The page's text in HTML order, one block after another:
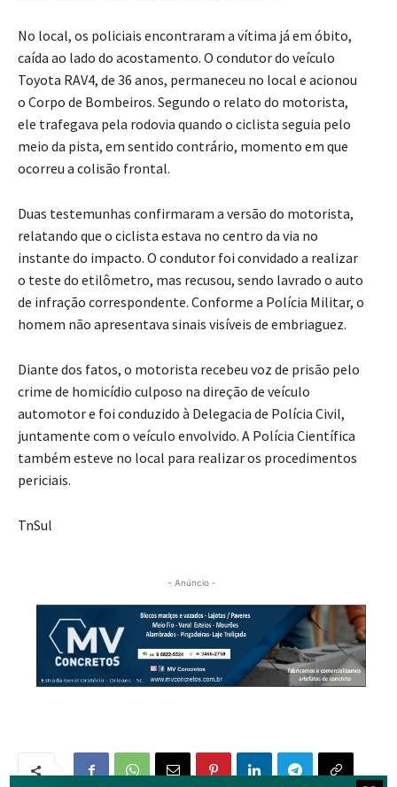
No local, os policiais encontraram a vítima já em óbito,
caída ao lado do acostamento. O condutor do veículo
Toyota RAV4, de 36 anos, permaneceu no local e acionou
o Corpo de Bombeiros. Segundo o relato do motorista,
ele trafegava pela rodovia quando o ciclista seguia pelo
meio da pista, em sentido contrário, momento em que
ocorreu a colisão frontal.
Duas testemunhas confirmaram a versão do motorista,
relatando que o ciclista estava no centro da via no
instante do impacto. O condutor foi convidado a realizar
o teste do etilômetro, mas recusou, sendo lavrado o auto
de infração correspondente. Conforme a Polícia Militar, o
homem não apresentava sinais visíveis de embriaguez.
Diante dos fatos, o motorista recebeu voz de prisão pelo
crime de homicídio culposo na direção de veículo
automotor e foi conduzido à Delegacia de Polícia Civil,
juntamente com o veículo envolvido. A Polícia Científica
também esteve no local para realizar os procedimentos
periciais.
TnSul
- Anúncio -